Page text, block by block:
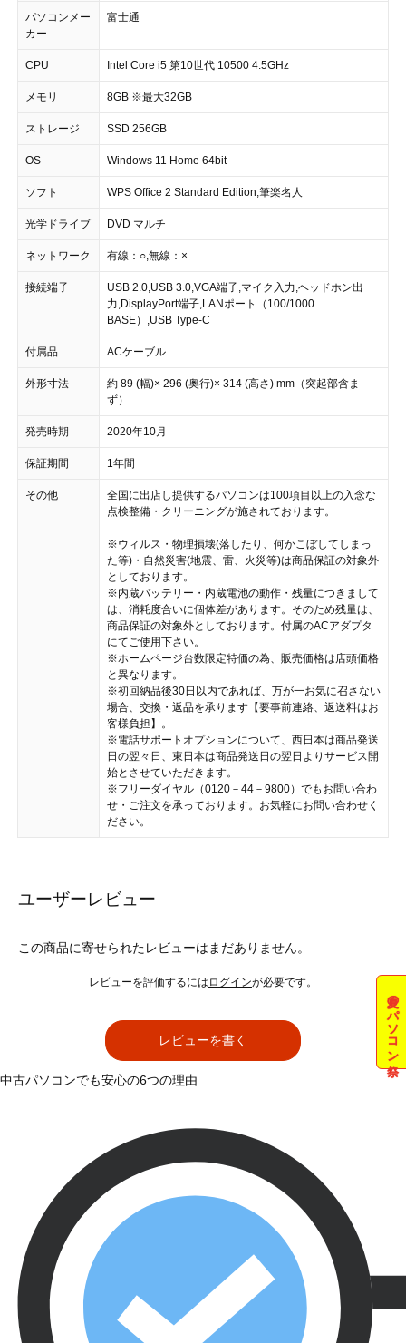
パソコンメー
カー
富士通
CPU Intel Core i5 第10世代 10500 4.5GHz
メモリ 8GB ※最大32GB
ストレージ SSD 256GB
OS Windows 11 Home 64bit
ソフト WPS Office 2 Standard Edition,筆楽名人
光学ドライブ DVD マルチ
ネットワーク 有線：○,無線：×
接続端子
USB 2.0,USB 3.0,VGA端子,マイク入力,ヘッドホン出
力,DisplayPort端子,LANポート（100/1000
BASE）,USB Type-C
付属品 ACケーブル
外形寸法
約 89 (幅)× 296 (奥行)× 314 (高さ) mm（突起部含ま
ず）
発売時期 2020年10月
保証期間 1年間
その他
全国に出店し提供するパソコンは100項目以上の入念な
点検整備・クリーニングが施されております。
※ウィルス・物理損壊(落したり、何かこぼしてしまっ
た等)・自然災害(地震、雷、火災等)は商品保証の対象外
としております。
※内蔵バッテリー・内蔵電池の動作・残量につきまして
は、消耗度合いに個体差があります。そのため残量は、
商品保証の対象外としております。付属のACアダプタ
にてご使用下さい。
※ホームページ台数限定特価の為、販売価格は店頭価格
と異なります。
※初回納品後30日以内であれば、万が一お気に召さない
場合、交換・返品を承ります【要事前連絡、返送料はお
客様負担】。
※電話サポートオプションについて、西日本は商品発送
日の翌々日、東日本は商品発送日の翌日よりサービス開
始とさせていただきます。
※フリーダイヤル（0120－44－9800）でもお問い合わ
せ・ご注文を承っております。お気軽にお問い合わせく
ださい。
ユーザーレビュー
この商品に寄せられたレビューはまだありません。
レビューを評価するには ログインが必要です。
レビューを書く 夏のパソコン祭
中古パソコンでも安心の6つの理由